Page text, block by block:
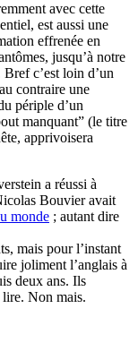
avec cette
est aussi une
effrenée en
jusqu’à notre
c’est loin d’un
contraire une
périple d’un
manquant” (le titre
apprivoisera
a réussi à
Bouvier avait
monde ; autant dire
mais pour l’instant
joliment l’anglais à
deux ans. Ils
lire. Non mais.